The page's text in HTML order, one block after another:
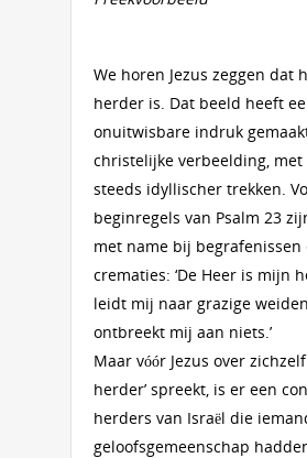
We horen Jezus zeggen dat
herder is. Dat beeld heeft
onuitwisbare indruk
christelijke verbeelding, met
steeds idyllischer trekken.
beginregels van Psalm 23
met name bij begrafenissen
crematies: ‘De Heer is mijn
leidt mij naar grazige
ontbreekt mij aan niets.’
Maar vóór Jezus over
herder’ spreekt, is er een
herders van Israël die
geloofsgemeenschap